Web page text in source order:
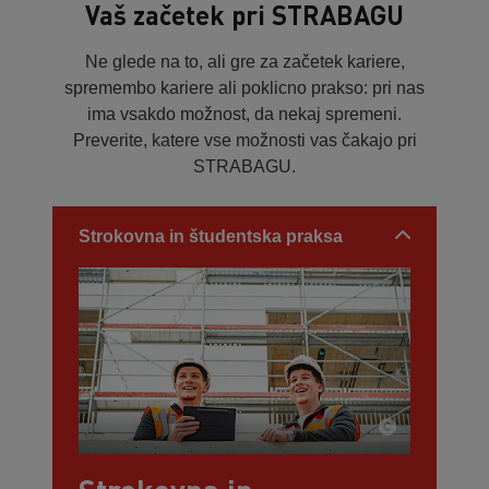
Vaš začetek pri STRABAGU
Ne glede na to, ali gre za začetek kariere,
spremembo kariere ali poklicno prakso: pri nas
ima vsakdo možnost, da nekaj spremeni.
Preverite, katere vse možnosti vas čakajo pri
STRABAGU.
Strokovna in študentska praksa